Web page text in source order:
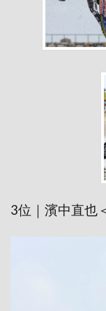
3位｜濱中直也